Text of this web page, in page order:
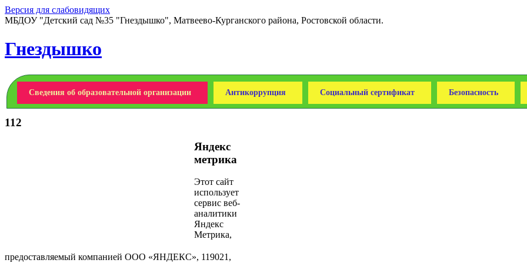
Версия для слабовидящих
МБДОУ "Детский сад №35 "Гнездышко", Матвеево-Курганского района, Ростовской области.
Гнездышко
Сведения об образовательной организации Антикоррупция Социальный сертификат Безопасность
112
Яндекс
метрика
Этот сайт
использует
сервис веб-
аналитики
Яндекс
Метрика,
предоставляемый компанией ООО «ЯНДЕКС», 119021,